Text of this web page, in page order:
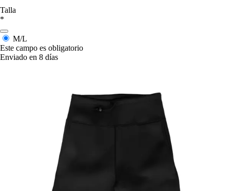
Talla
*
M/L
Este campo es obligatorio
Enviado en 8 días